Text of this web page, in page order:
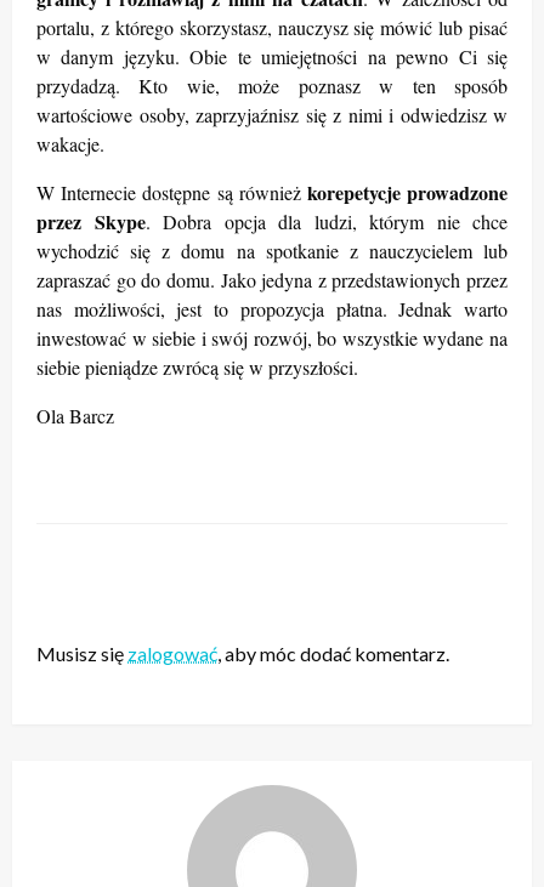
portalu, z którego skorzystasz, nauczysz się mówić lub pisać
w danym języku. Obie te umiejętności na pewno Ci się
przydadzą. Kto wie, może poznasz w ten sposób
wartościowe osoby, zaprzyjaźnisz się z nimi i odwiedzisz w
wakacje.
W Internecie dostępne są również korepetycje prowadzone
przez Skype. Dobra opcja dla ludzi, którym nie chce
wychodzić się z domu na spotkanie z nauczycielem lub
zapraszać go do domu. Jako jedyna z przedstawionych przez
nas możliwości, jest to propozycja płatna. Jednak warto
inwestować w siebie i swój rozwój, bo wszystkie wydane na
siebie pieniądze zwrócą się w przyszłości.
Ola Barcz
Musisz się zalogować , aby móc dodać komentarz.